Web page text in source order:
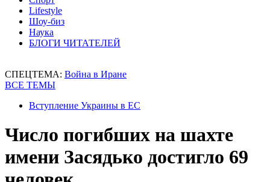
Lifestyle
Шоу-биз
Наука
БЛОГИ ЧИТАТЕЛЕЙ
СПЕЦТЕМА: Война в Иране
ВСЕ ТЕМЫ
Вступление Украины в ЕС
Число погибших на шахте
имени Засядько достигло 69